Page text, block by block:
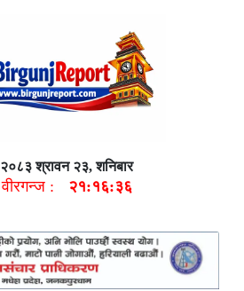
२०८३ श्रावन २३, शनिबार
वीरगन्ज : २१:१६:३७